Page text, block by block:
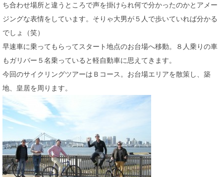
ち合わせ場所と違うところで声を掛けられ何で分かったのかとアメー
ジングな表情をしています。そりゃ大男が５人で歩いていれば分かる
でしょ（笑）
早速車に乗ってもらってスタート地点のお台場へ移動。８人乗りの車
もガリバー５名乗っていると軽自動車に思えてきます。
今回のサイクリングツアーはＢコース。お台場エリアを散策し、築
地、皇居を周ります。